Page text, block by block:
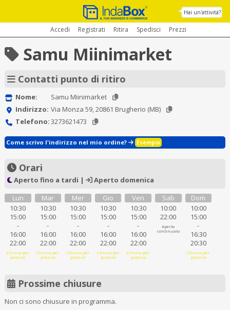
Hai un'attività?
Accedi Registrati Ritira Spedisci Prezzi
Samu Miinimarket
Contatti punto di ritiro
Nome:
Samu Miinimarket
Indirizzo: Via Monza 59, 20861 Brugherio (MB)
Telefono:3273621473
Come scrivo l'indirizzo nel mio ordine? Esempio
Orari
Aperto fino a tardi |
Aperto domenica
Lun
10:30
15:00
-
16:00
22:00
Chiuso per
pranzo
Mar
10:30
15:00
-
16:00
22:00
Chiuso per
pranzo
Mer
10:30
15:00
-
16:00
22:00
Chiuso per
pranzo
Gio
10:30
15:00
-
16:00
22:00
Chiuso per
pranzo
Ven
10:30
15:00
-
16:00
22:00
Chiuso per
pranzo
Sab
10:00
22:00
Aperto
continuato
Dom
10:00
15:00
-
16:30
20:30
Chiuso per
pranzo
Prossime chiusure
Non ci sono chiusure in programma.